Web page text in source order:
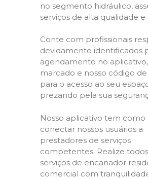
no segmento hidráulico,
serviços de alta qualidade e
Conte com profissionais
devidamente identificados
agendamento no
marcado e nosso código
para o acesso ao seu
prezando pela sua
Nosso aplicativo tem como
conectar nossos usuários a
prestadores de serviços
competentes. Realize
serviços de encanador
comercial com